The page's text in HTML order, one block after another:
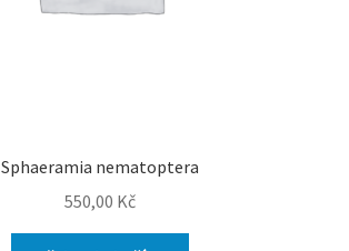
Sphaeramia nematoptera
550,00 Kč